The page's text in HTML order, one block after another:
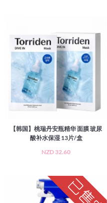
【韩国】桃瑞丹安瓶精华 面膜 玻尿
酸补水保湿 13片/盒
NZD 32.60